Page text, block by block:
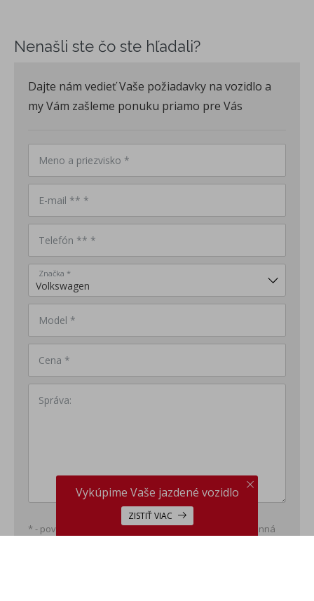
Vykúpime Vaše jazdené vozidlo
ZISTIŤ VIAC
Nenašli ste čo ste hľadali?
Dajte nám vedieť Vaše požiadavky na vozidlo a
my Vám zašleme ponuku priamo pre Vás
Meno a priezvisko *
E-mail ** *
Telefón ** *
Značka *
Model *
Cena *
Správa:
* - povinná položka; ** - minimálne jedna položka povinná